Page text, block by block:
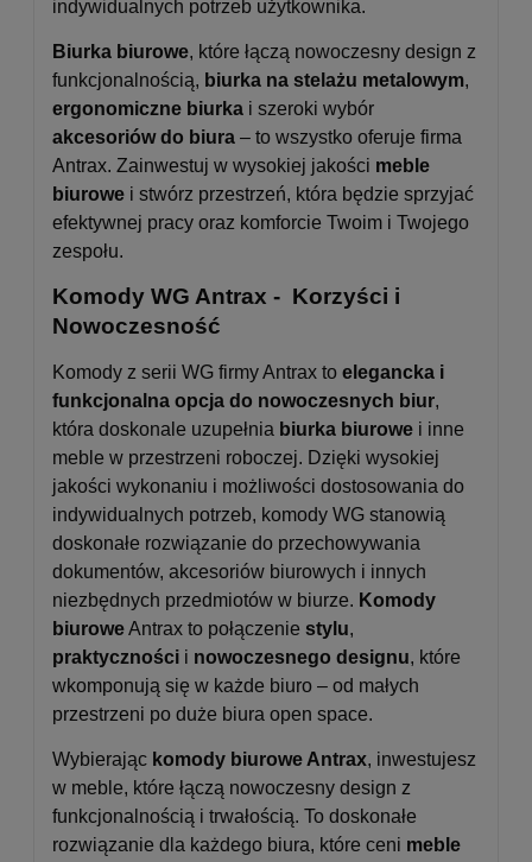
indywidualnych potrzeb użytkownika.
Biurka biurowe, które łączą nowoczesny design z
funkcjonalnością, biurka na stelażu metalowym,
ergonomiczne biurka i szeroki wybór
akcesoriów do biura – to wszystko oferuje firma
Antrax. Zainwestuj w wysokiej jakości meble
biurowe i stwórz przestrzeń, która będzie sprzyjać
efektywnej pracy oraz komforcie Twoim i Twojego
zespołu.
Komody WG Antrax - Korzyści i
Nowoczesność
Komody z serii WG firmy Antrax to elegancka i
funkcjonalna opcja do nowoczesnych biur,
która doskonale uzupełnia biurka biurowe i inne
meble w przestrzeni roboczej. Dzięki wysokiej
jakości wykonaniu i możliwości dostosowania do
indywidualnych potrzeb, komody WG stanowią
doskonałe rozwiązanie do przechowywania
dokumentów, akcesoriów biurowych i innych
niezbędnych przedmiotów w biurze. Komody
biuroweAntrax to połączenie stylu,
praktyczności i nowoczesnego designu, które
wkomponują się w każde biuro – od małych
przestrzeni po duże biura open space.
Wybierając komody biurowe Antrax, inwestujesz
w meble, które łączą nowoczesny design z
funkcjonalnością i trwałością. To doskonałe
rozwiązanie dla każdego biura, które ceni meble